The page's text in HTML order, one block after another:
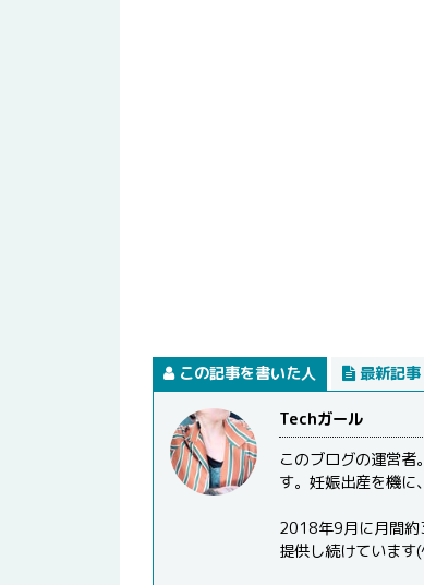
この記事を書いた人 最新記事
Techガール
このブログの運営
す。妊娠出産を機に
2018年9月に月間約
提供し続けています